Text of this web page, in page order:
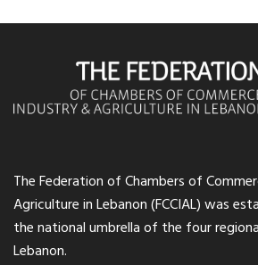
The Federation of Chambers of
Agriculture in Lebanon (FCCIAL) was
the national umbrella of the four
Lebanon.